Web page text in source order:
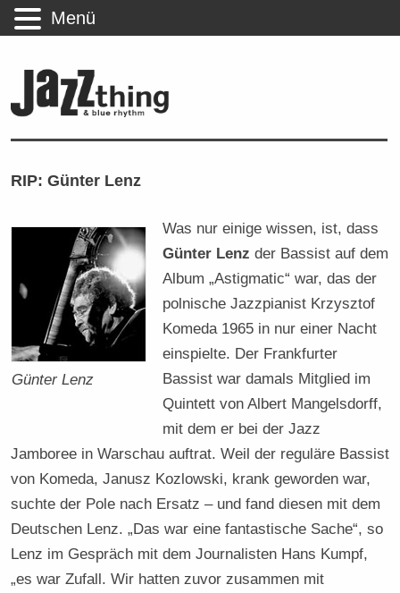
RIP: Günter Lenz
Günter Lenz
Was nur einige wissen, ist, dass
Günter Lenz der Bassist auf dem
Album „Astigmatic“ war, das der
polnische Jazzpianist Krzysztof
Komeda 1965 in nur einer Nacht
einspielte. Der Frankfurter
Bassist war damals Mitglied im
Quintett von Albert Mangelsdorff,
mit dem er bei der Jazz
Jamboree in Warschau auftrat. Weil der reguläre Bassist
von Komeda, Janusz Kozlowski, krank geworden war,
suchte der Pole nach Ersatz – und fand diesen mit dem
Deutschen Lenz. „Das war eine fantastische Sache“, so
Lenz im Gespräch mit dem Journalisten Hans Kumpf,
„es war Zufall. Wir hatten zuvor zusammen mit
Menü